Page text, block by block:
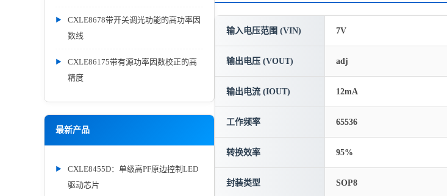
CXLE8678带开关调光功能的高功率因
数线
CXLE86175带有源功率因数校正的高
精度
最新产品
CXLE8455D：单级高PF原边控制LED
驱动芯片
输入电压范围 (VIN) 7V
输出电压 (VOUT) adj
输出电流 (IOUT) 12mA
工作频率 65536
转换效率 95%
封装类型 SOP8